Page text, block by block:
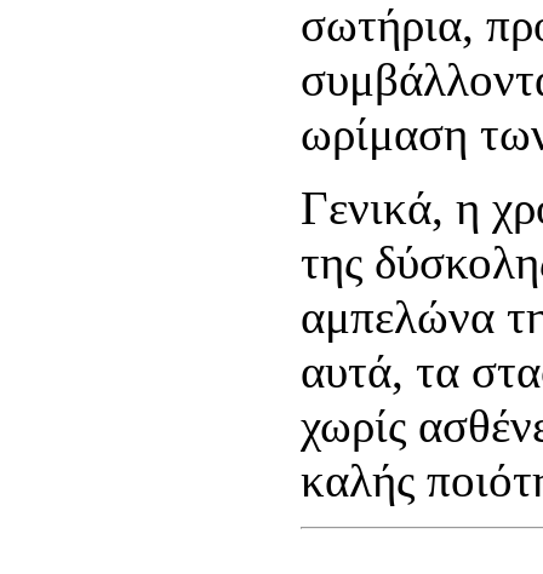
σωτήρια,
ωρίμαση
Γενικά, η
της
αμπελώνα
αυτά, τα
χωρίς
καλής